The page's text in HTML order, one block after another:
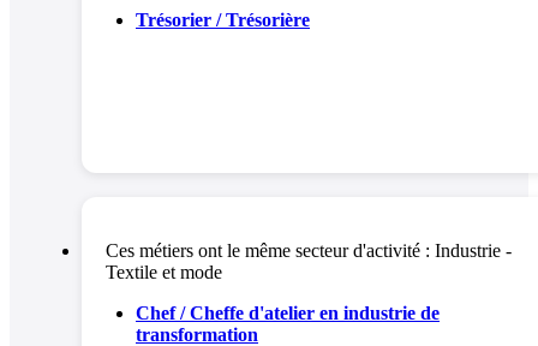
Trésorier / Trésorière
Ces métiers ont le même secteur d'activité : Industrie -
Textile et mode
Chef / Cheffe d'atelier en industrie de
transformation